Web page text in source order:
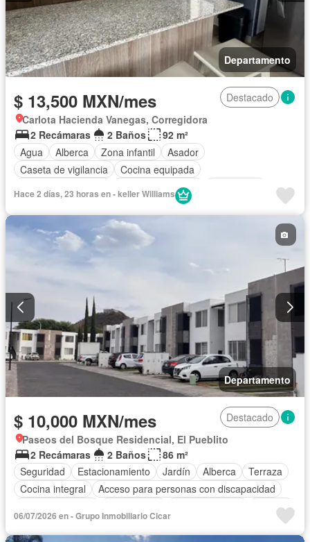
Departamento
$ 13,500 MXN/mes
Destacado
Carlota Hacienda Vanegas, Corregidora
2 Recámaras
2 Baños
92 m²
Agua
Alberca Zona infantil
Asador
Caseta de vigilancia
Cocina equipada
Cuarto de servicio
Jardín
Recámara con closet
Zonas verdes Permite mascotas
Hace 2 días, 23 horas en - keller Williams
Departamento
$ 10,000 MXN/mes
Destacado
Paseos del Bosque Residencial, El Pueblito
2 Recámaras
2 Baños
86 m²
Seguridad
Estacionamiento Jardín Alberca
Terraza
Cocina integral
Acceso para personas con discapacidad
Internet
Circuito cerrado de televisión
Electricidad
06/07/2026 en - Grupo Inmobiliario Cicar